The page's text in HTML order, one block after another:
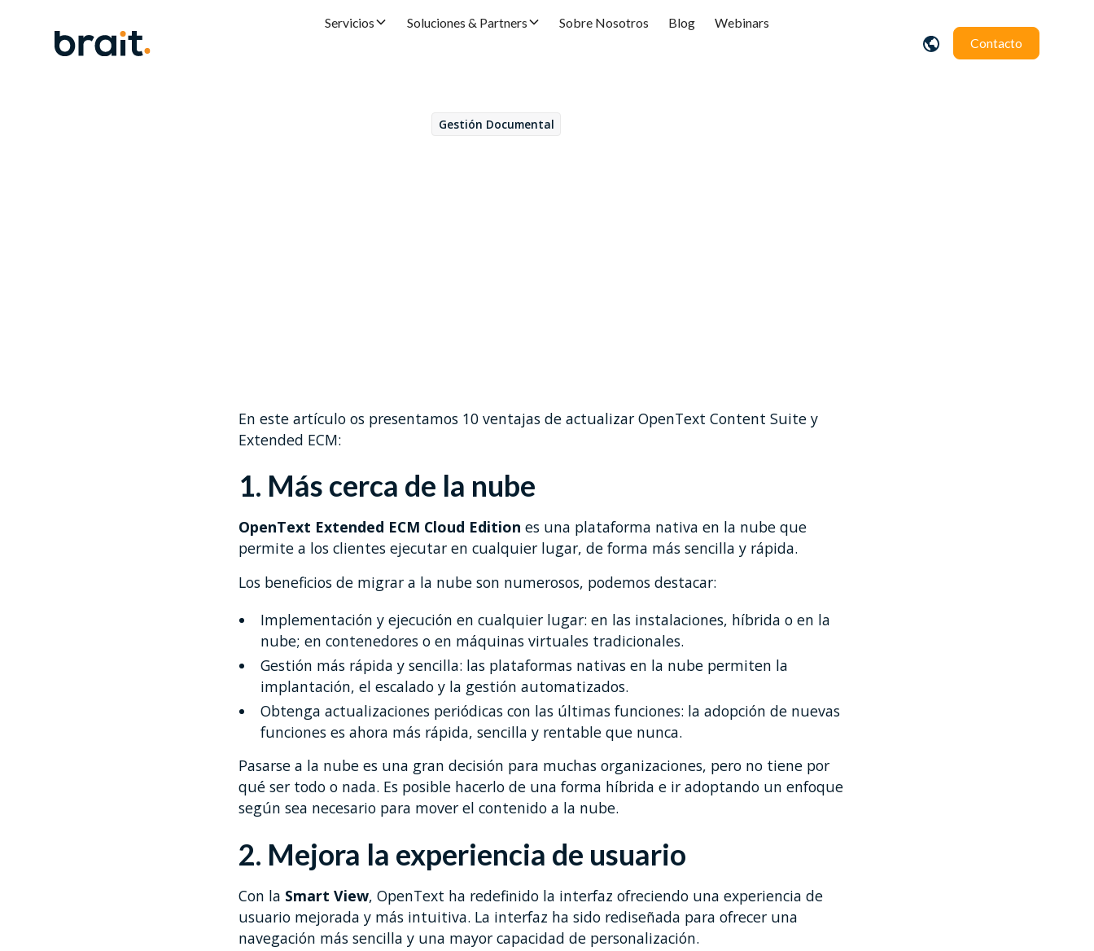
Servicios Soluciones & Partners Sobre Nosotros Blog
Webinars
Contacto
Gestión Documental
En este artículo os presentamos 10 ventajas de actualizar OpenText Content Suite y
Extended ECM:
1. Más cerca de la nube
OpenText Extended ECM Cloud Edition es una plataforma nativa en la nube que
permite a los clientes ejecutar en cualquier lugar, de forma más sencilla y rápida.
Los beneficios de migrar a la nube son numerosos, podemos destacar:
Implementación y ejecución en cualquier lugar: en las instalaciones, híbrida o en la
nube; en contenedores o en máquinas virtuales tradicionales.
Gestión más rápida y sencilla: las plataformas nativas en la nube permiten la
implantación, el escalado y la gestión automatizados.
Obtenga actualizaciones periódicas con las últimas funciones: la adopción de nuevas
funciones es ahora más rápida, sencilla y rentable que nunca.
Pasarse a la nube es una gran decisión para muchas organizaciones, pero no tiene por
qué ser todo o nada. Es posible hacerlo de una forma híbrida e ir adoptando un enfoque
según sea necesario para mover el contenido a la nube.
2. Mejora la experiencia de usuario
Con la Smart View, OpenText ha redefinido la interfaz ofreciendo una experiencia de
usuario mejorada y más intuitiva. La interfaz ha sido rediseñada para ofrecer una
navegación más sencilla y una mayor capacidad de personalización.